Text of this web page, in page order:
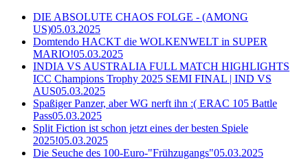
DIE ABSOLUTE CHAOS FOLGE - (AMONG
US)05.03.2025
Domtendo HACKT die WOLKENWELT in SUPER
MARIO!05.03.2025
INDIA VS AUSTRALIA FULL MATCH HIGHLIGHTS
ICC Champions Trophy 2025 SEMI FINAL | IND VS
AUS05.03.2025
Spaßiger Panzer, aber WG nerft ihn :( ERAC 105 Battle
Pass05.03.2025
Split Fiction ist schon jetzt eines der besten Spiele
2025!05.03.2025
Die Seuche des 100-Euro-"Frühzugangs"05.03.2025